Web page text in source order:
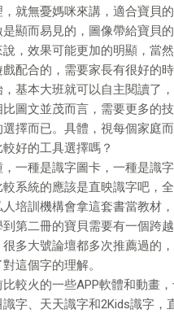
就無憂媽咪來講，適合寶貝
顯而易見的，圖像帶給寶貝
，效果可能更加的明顯，當
配合的，需要家長有很好的
基本大班就可以自主閱讀了
圖文並茂而言，需要更多的
擇而已。具體，視每個家庭而
好的工具選擇嗎？
一種是識字圖卡，一種是識
系統的應該是直映識字吧，
培訓機構會拿這套書當教材
第二冊的寶貝需要有一個跨
很多大號論壇都多次推薦過
這個字的理解。
較火的一些APP軟體和動畫
字、天天識字和2Kids識字